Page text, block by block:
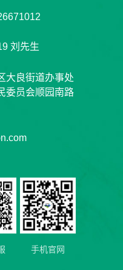
刘先生
大良街道办事处
委员会顺园南路
手机官网